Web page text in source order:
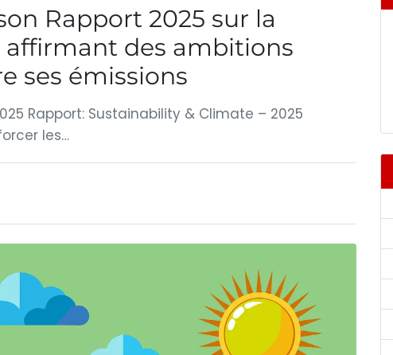
Rapport 2025 sur la
des ambitions
ses émissions
Rapport: Sustainability & Climate – 2025
les…